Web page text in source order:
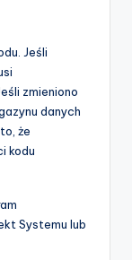
Jeśli
zmieniono
danych
że
kodu
Systemu lub